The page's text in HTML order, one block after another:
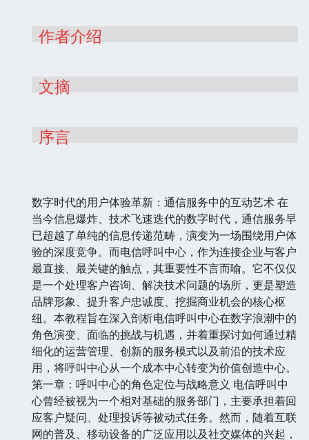
作者介绍
文摘
序言
数字时代的用户体验革新：通信服务中的互动艺术 在
当今信息爆炸、技术飞速迭代的数字时代，通信服务早
已超越了单纯的信息传递范畴，演变为一场围绕用户体
验的深度竞争。而电信呼叫中心，作为连接企业与客户
最直接、最关键的触点，其重要性不言而喻。它不仅仅
是一个处理客户咨询、解决技术问题的场所，更是塑造
品牌形象、提升客户忠诚度、挖掘商业机会的核心枢
纽。本教程旨在深入剖析电信呼叫中心在数字浪潮中的
角色演变、面临的挑战与机遇，并着重探讨如何通过精
细化的运营管理、创新的服务模式以及前沿的技术应
用，将呼叫中心从一个成本中心转变为价值创造中心。
第一章：呼叫中心的角色定位与战略意义 电信呼叫中
心曾经被视为一个相对基础的服务部门，主要承担着回
应客户疑问、处理投诉等被动式任务。然而，随着互联
网的普及、移动设备的广泛应用以及社交媒体的兴起，